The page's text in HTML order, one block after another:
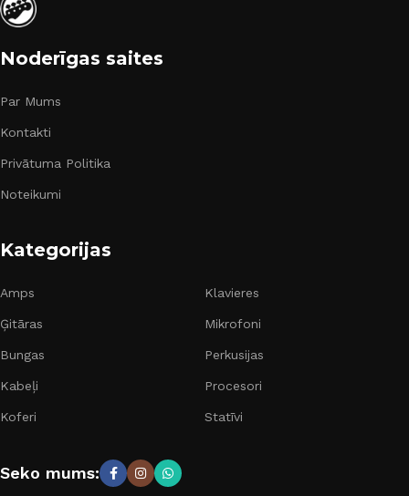
Noderīgas saites
Par Mums
Kontakti
Privātuma Politika
Noteikumi
Kategorijas
Amps
Ģitāras
Bungas
Kabeļi
Koferi
Klavieres
Mikrofoni
Perkusijas
Procesori
Statīvi
Seko mums: